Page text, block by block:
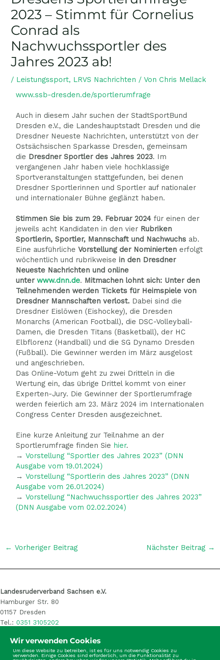
2023 – Stimmt für Cornelius
Conrad als
Nachwuchssportler des
Jahres 2023 ab!
/ Leistungssport, LRVS Nachrichten / VonChris Mellack
www.ssb-dresden.de/sportlerumfrage
Auch in diesem Jahr suchen der StadtSportBund
Dresden e.V., die Landeshauptstadt Dresden und die
Dresdner Neueste Nachrichten, unterstützt von der
Ostsächsischen Sparkasse Dresden, gemeinsam
die Dresdner Sportler des Jahres 2023. Im
vergangenen Jahr haben viele hochklassige
Sportveranstaltungen stattgefunden, bei denen
Dresdner Sportlerinnen und Sportler auf nationaler
und internationaler Bühne geglänzt haben.
Stimmen Sie bis zum 29. Februar 2024 für einen der
jeweils acht Kandidaten in den vier Rubriken
Sportlerin, Sportler, Mannschaft und Nachwuchs ab.
Eine ausführlicheVorstellung der Nominierten erfolgt
wöchentlich und rubrikweisein den Dresdner
Neueste Nachrichten und online
unterwww.dnn.de. Mitmachen lohnt sich: Unter den
Teilnehmenden werden Tickets für Heimspiele von
Dresdner Mannschaften verlost. Dabei sind die
Dresdner Eislöwen (Eishockey), die Dresden
Monarchs (American Football), die DSC-Volleyball-
Damen, die Dresden Titans (Basketball), der HC
Elbflorenz (Handball) und die SG Dynamo Dresden
(Fußball). Die Gewinner werden im März ausgelost
und angeschrieben.
Das Online-Votum geht zu zwei Dritteln in die
Wertung ein, das übrige Drittel kommt von einer
Experten-Jury. Die Gewinner der Sportlerumfrage
werden feierlich am 23. März 2024 im Internationalen
Congress Center Dresden ausgezeichnet.
Eine kurze Anleitung zur Teilnahme an der
Sportlerumfrage finden Sie hier.
→ Vorstellung “Sportler des Jahres 2023” (DNN
Ausgabe vom 19.01.2024)
→Vorstellung “Sportlerin des Jahres 2023” (DNN
Ausgabe vom 26.01.2024)
→Vorstellung “Nachwuchssportler des Jahres 2023”
(DNN Ausgabe vom 02.02.2024)
← Vorheriger Beitrag Nächster Beitrag →
Landesruderverband Sachsen e.V.
Hamburger Str. 80
01157 Dresden
Tel.: 0351 3105202
Wir verwenden Cookies
Um diese Website zu betreiben, ist es für uns notwendig Cookies zu
verwenden. Einige Cookies sind erforderlich, um die Funktionalität zu